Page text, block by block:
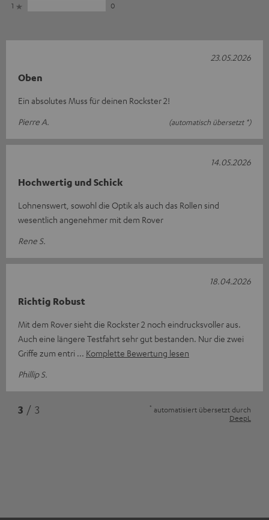
1
0
Oben
Ein absolutes Muss für deinen Rockster 2!
Pierre A.
(automatisch übersetzt *)
23.05.2026
Hochwertig und Schick
Lohnenswert, sowohl die Optik als auch das Rollen sind
wesentlich angenehmer mit dem Rover
Rene S.
14.05.2026
Richtig Robust
Mit dem Rover sieht die Rockster 2 noch eindrucksvoller aus.
Auch eine längere Testfahrt sehr gut bestanden. Nur die zwei
Griffe zum entri
Komplette Bewertung lesen
Phillip S.
18.04.2026
3 / 3 * automatisiert übersetzt durch
DeepL